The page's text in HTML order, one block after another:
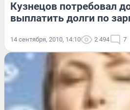
Кузнецов потребовал
выплатить долги по
14 сентября, 2010, 14:10 2 494 7